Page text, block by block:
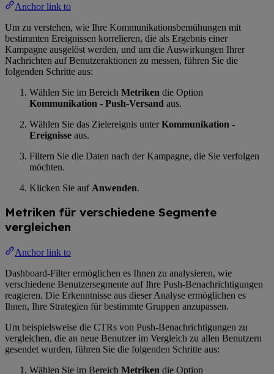
Anchor link to
Um zu verstehen, wie Ihre Kommunikationsbemühungen mit
bestimmten Ereignissen korrelieren, die als Ergebnis einer
Kampagne ausgelöst werden, und um die Auswirkungen Ihrer
Nachrichten auf Benutzeraktionen zu messen, führen Sie die
folgenden Schritte aus:
Wählen Sie im Bereich Metriken die Option
Kommunikation - Push-Versand aus.
Wählen Sie das Zielereignis unterKommunikation -
Ereignisse aus.
Filtern Sie die Daten nach der Kampagne, die Sie verfolgen
möchten.
Klicken Sie auf Anwenden.
Metriken für verschiedene Segmente
vergleichen
Anchor link to
Dashboard-Filter ermöglichen es Ihnen zu analysieren, wie
verschiedene Benutzersegmente auf Ihre Push-Benachrichtigungen
reagieren. Die Erkenntnisse aus dieser Analyse ermöglichen es
Ihnen, Ihre Strategien für bestimmte Gruppen anzupassen.
Um beispielsweise die CTRs von Push-Benachrichtigungen zu
vergleichen, die an neue Benutzer im Vergleich zu allen Benutzern
gesendet wurden, führen Sie die folgenden Schritte aus:
Wählen Sie im Bereich Metriken die Option